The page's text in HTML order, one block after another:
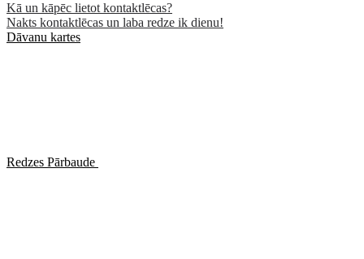
Kā un kāpēc lietot kontaktlēcas?
Nakts kontaktlēcas un laba redze ik dienu!
Dāvanu kartes
Redzes Pārbaude